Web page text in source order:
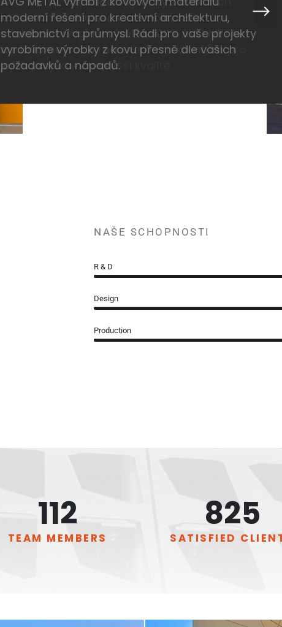
kovových materiálů, které splní vaše
očekávání. Originál výrobky 100% AVG METAL
dodáváme našim partnerům a klientům pro
jejich projekty v nejvyšší kvalitě.
NAŠE SCHOPNOSTI
R & D
Design
Production
150+
TEAM MEMBERS
1,100+
SATISFIED